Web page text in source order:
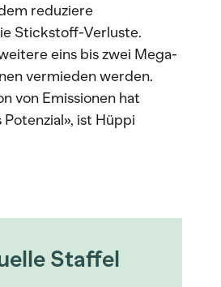
reduziere
Stickstoff-Verluste.
eins bis zwei Mega-
vermieden werden.
von Emissionen hat
ist Hüppi
Staffel